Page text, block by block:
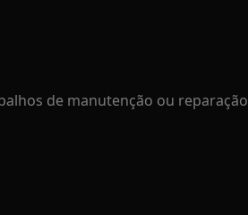
de manutenção ou reparação